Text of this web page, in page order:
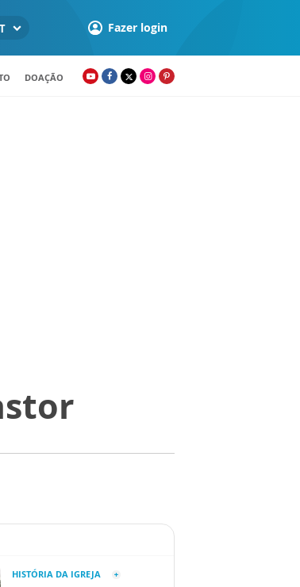
Fazer login
DOAÇÃO
HISTÓRIA DA IGREJA